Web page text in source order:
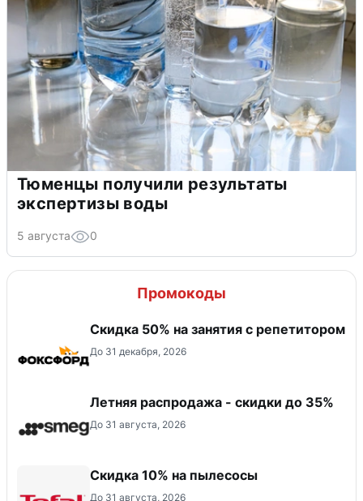
Тюменцы получили результаты
экспертизы воды
5 августа 0
Промокоды
Скидка 50% на занятия с репетитором
До 31 декабря, 2026
Летняя распродажа - скидки до 35%
До 31 августа, 2026
Скидка 10% на пылесосы
До 31 августа, 2026